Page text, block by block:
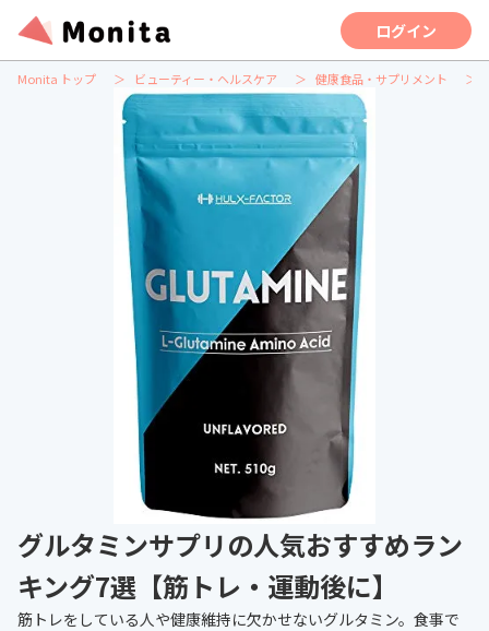
ログイン
Monita トップ ビューティー・ヘルスケア 健康食品・サプリメント
グルタミンサプリの人気おすすめラン
キング7選【筋トレ・運動後に】
筋トレをしている人や健康維持に欠かせないグルタミン。食事で